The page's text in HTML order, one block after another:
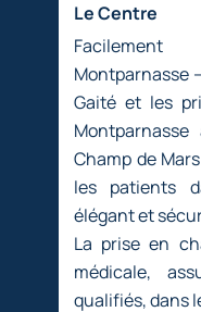
Le Centre
Montparnasse
Gaité et les
Champ de
les patients
élégant et
La prise en
médicale,
qualifiés, dans